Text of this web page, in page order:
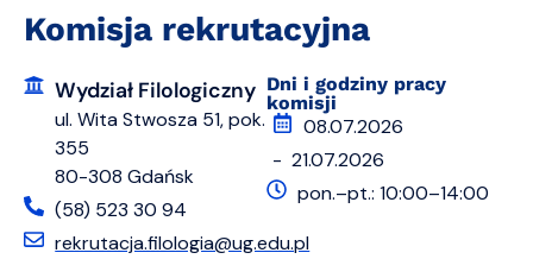
Komisja rekrutacyjna
Wydział Filologiczny
ul. Wita Stwosza 51, pok.
355
80-308 Gdańsk
(58) 523 30 94
rekrutacja.filologia@ug.edu.pl
Dni i godziny pracy
komisji
08.07.2026
- 21.07.2026
pon.–pt.: 10:00–14:00